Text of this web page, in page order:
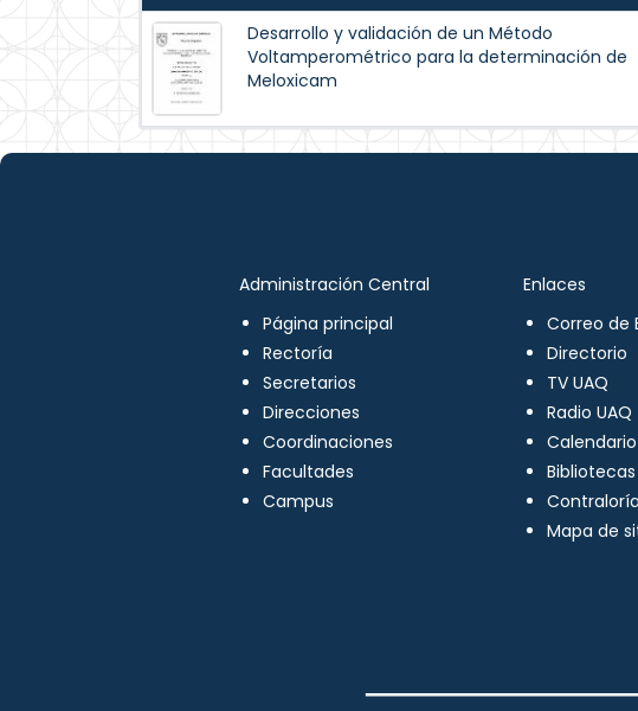
Desarrollo y validación de un Método
Voltamperométrico para la determinación de
Meloxicam
Administración Central
Página principal
Rectoría
Secretarios
Direcciones
Coordinaciones
Facultades
Campus
Enlaces
Correo de
Directorio
TV UAQ
Radio UAQ
Bibliotecas
Mapa de